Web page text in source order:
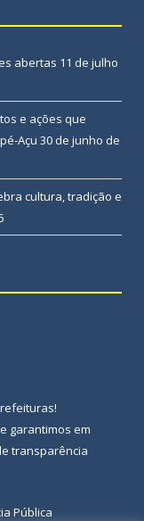
abertas 11 de julho
e ações que
Açu 30 de junho de
cultura, tradição e
!
garantimos em
transparência
Pública